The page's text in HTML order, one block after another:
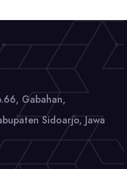
Gabahan,
Sidoarjo, Jawa